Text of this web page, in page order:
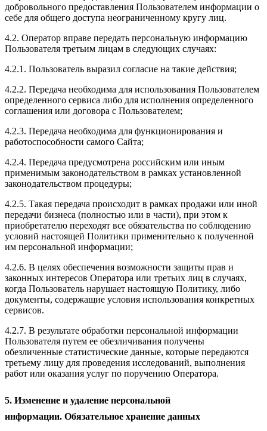
добровольного предоставления Пользователем информации о
себе для общего доступа неограниченному кругу лиц.
4.2. Оператор вправе передать персональную информацию
Пользователя третьим лицам в следующих случаях:
4.2.1. Пользователь выразил согласие на такие действия;
4.2.2. Передача необходима для использования Пользователем
определенного сервиса либо для исполнения определенного
соглашения или договора с Пользователем;
4.2.3. Передача необходима для функционирования и
работоспособности самого Сайта;
4.2.4. Передача предусмотрена российским или иным
применимым законодательством в рамках установленной
законодательством процедуры;
4.2.5. Такая передача происходит в рамках продажи или иной
передачи бизнеса (полностью или в части), при этом к
приобретателю переходят все обязательства по соблюдению
условий настоящей Политики применительно к полученной
им персональной информации;
4.2.6. В целях обеспечения возможности защиты прав и
законных интересов Оператора или третьих лиц в случаях,
когда Пользователь нарушает настоящую Политику, либо
документы, содержащие условия использования конкретных
сервисов.
4.2.7. В результате обработки персональной информации
Пользователя путем ее обезличивания получены
обезличенные статистические данные, которые передаются
третьему лицу для проведения исследований, выполнения
работ или оказания услуг по поручению Оператора.
5. Изменение и удаление персональной
информации. Обязательное хранение данных